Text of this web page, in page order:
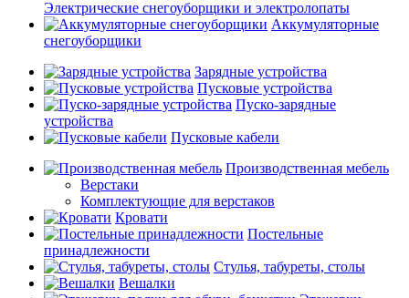
Электрические снегоуборщики и электролопаты
Аккумуляторные
снегоуборщики
Зарядные устройства
Пусковые устройства
Пуско-зарядные
устройства
Пусковые кабели
Производственная мебель
Верстаки
Комплектующие для верстаков
Кровати
Постельные
принадлежности
Стулья, табуреты, столы
Вешалки